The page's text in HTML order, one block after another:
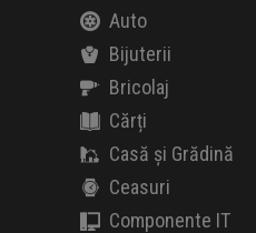
Auto
Bijuterii
Bricolaj
Cărți
Casă și Grădină
Ceasuri
Componente IT